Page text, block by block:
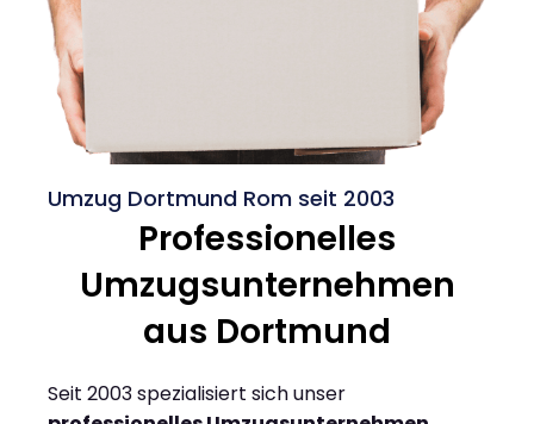
Umzug Dortmund Rom seit 2003
Professionelles
Umzugsunternehmen
aus Dortmund
Seit 2003 spezialisiert sich unser